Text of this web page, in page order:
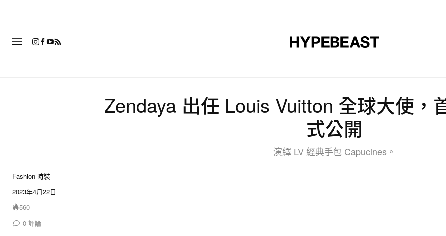
Zendaya 出任 Louis Vuitton 全球大使，
式公開
演繹 LV 經典手包 Capucines。
Fashion 時裝
2023年4月22日
560
0 評論